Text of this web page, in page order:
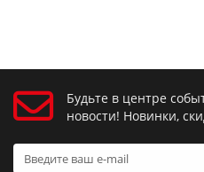
Будьте в центре
новости! Новинки,